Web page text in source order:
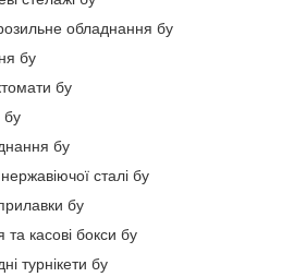
обладнання бу
бу
бу
бу
бу
сталі бу
бу
касові бокси бу
турнікети бу